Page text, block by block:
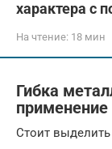
характера с
На чтение: 18 мин
Гибка
применение
Стоит